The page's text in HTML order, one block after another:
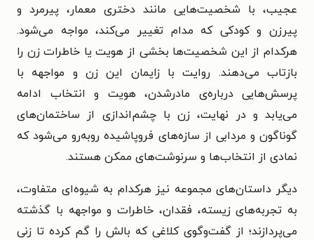
عجیب، با شخصیت‌هایی مانند دختری معمار، پیرمرد و
پیرزن و کودکی که مدام تغییر می‌کند، مواجه می‌شود.
هرکدام از این شخصیت‌ها بخشی از هویت یا خاطرات زن را
بازتاب می‌دهند. روایت با زایمان این زن و مواجهه با
پرسش‌هایی درباره‌ی مادرشدن، هویت و انتخاب ادامه
می‌یابد و در نهایت، زن با چشم‌اندازی از ساختمان‌های
گوناگون و مردابی از سازه‌های فروپاشیده روبه‌رو می‌شود که
نمادی از انتخاب‌ها و سرنوشت‌های ممکن هستند.
دیگر داستان‌های مجموعه نیز هرکدام به شیوه‌ای متفاوت،
به تجربه‌های زیسته، فقدان، خاطرات و مواجهه با گذشته
می‌پردازند؛ از گفت‌وگوی کلاغی که بالش را گم کرده تا زنی